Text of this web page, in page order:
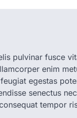
pulvinar fusce
enim
egestas
senectus
tempor